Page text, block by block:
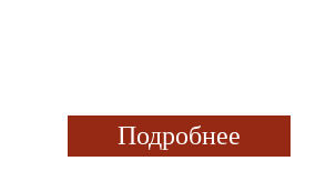
Подробнее